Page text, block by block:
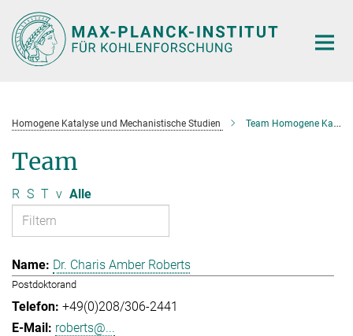
Hauptinhalt
Homogene Katalyse und Mechanistische Studien Team Homogene Katalyse und Mechanistische Studien
Team
R S T v Alle
Dr. Charis Amber Roberts
Postdoktorand
+49(0)208/306-2441
roberts@...